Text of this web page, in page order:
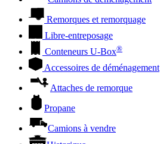
Remorques et remorquage
Libre-entreposage
Conteneurs U-Box®
Accessoires de déménagement
Attaches de remorque
Propane
Camions à vendre